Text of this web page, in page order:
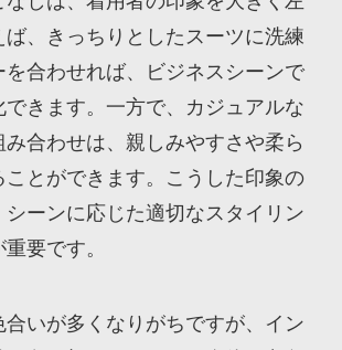
、きっちりとしたスーツに洗練
を合わせれば、ビジネスシーンで
きます。一方で、カジュアルな
合わせは、親しみやすさや柔ら
ことができます。こうした印象の
ーンに応じた適切なスタイリン
要です。
いが多くなりがちですが、イン